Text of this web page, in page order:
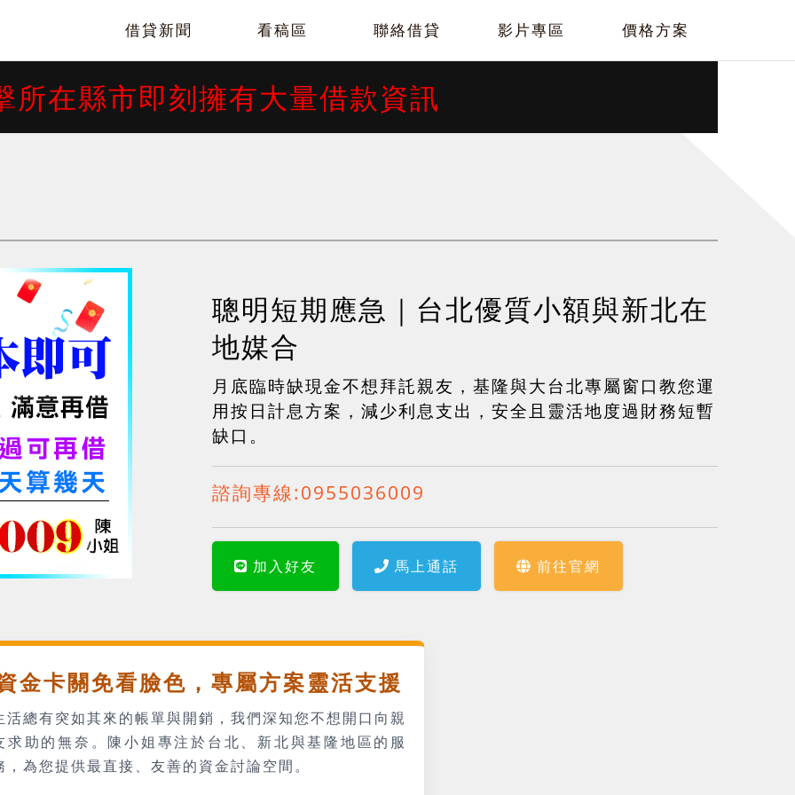
借貸新聞 看稿區 聯絡借貸 影片專區 價格方案
所在縣市即刻擁有大量借款資訊
聰明短期應急｜台北優質小額與新北在
地媒合
月底臨時缺現金不想拜託親友，基隆與大台北專屬窗口教您運
用按日計息方案，減少利息支出，安全且靈活地度過財務短暫
缺口。
諮詢專線:0955036009
加入好友 馬上通話 前往官網
金卡關免看臉色，專屬方案靈活支援
活總有突如其來的帳單與開銷，我們深知您不想開口向親
求助的無奈。陳小姐專注於台北、新北與基隆地區的服
，為您提供最直接、友善的資金討論空間。